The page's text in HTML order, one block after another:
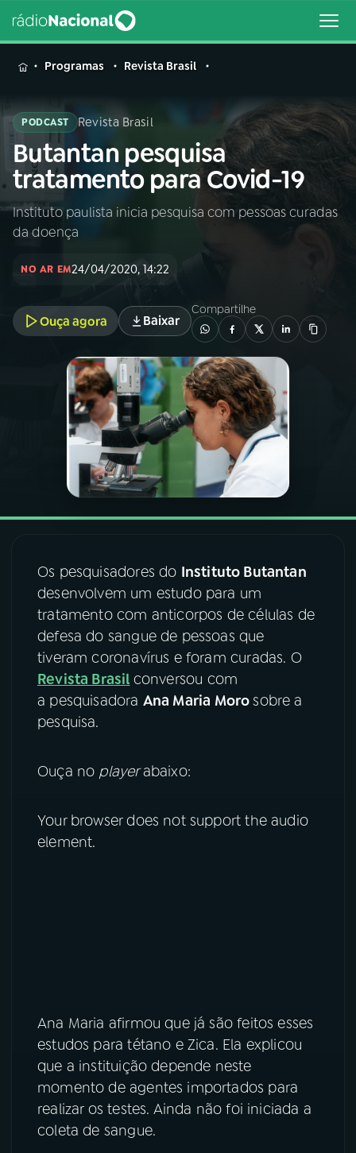
MENU
Buscar
na
Rádio
Nacional
Buscar
PROGRAMAÇÃO
PROGRAMAS
PODCASTS
08FESTIVAL DE MÚSICA
ACOMPANHE A RÁDIO NACIONAL
Instagram
TikTok
Programas Revista Brasil
PODCAST Revista Brasil
Butantan pesquisa
tratamento para Covid-19
Instituto paulista inicia pesquisa com pessoas curadas
da doença
NO AR EM24/04/2020, 14:22
Ouça agora Baixar
Compartilhe
Os pesquisadores do Instituto Butantan
desenvolvem um estudo para um
tratamento com anticorpos de células de
defesa do sangue de pessoas que
tiveram coronavírus e foram curadas. O
Revista Brasil conversou com
a pesquisadora Ana Maria Morosobre a
pesquisa.
Ouça no playerabaixo:
Your browser does not support the audio
element.
Ana Maria afirmou que já são feitos esses
estudos para tétano e Zica. Ela explicou
que a instituição depende neste
momento de agentes importados para
realizar os testes. Ainda não foi iniciada a
coleta de sangue.